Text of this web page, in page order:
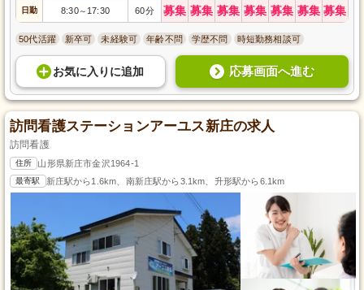
日勤 8:30～ 17:30 60分 募集 募集 募集 募集 募集 募集 募集
50代活躍 新卒可 未経験可 年齢不問 学歴不問 時短勤務相談可
お気に入り に追加 応募画面へ進む
訪問看護ステーションアーユス新庄の求人
訪問看護
住所 山形県新庄市金沢1964-1
最寄駅 新庄駅から1.6km、南新庄駅から3.1km、升形駅から6.1km